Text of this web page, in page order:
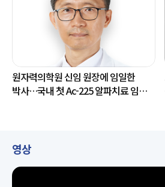
원자력의학원 신임 원장에 임일한
박사…국내 첫 Ac-225 알파치료 임상
영상